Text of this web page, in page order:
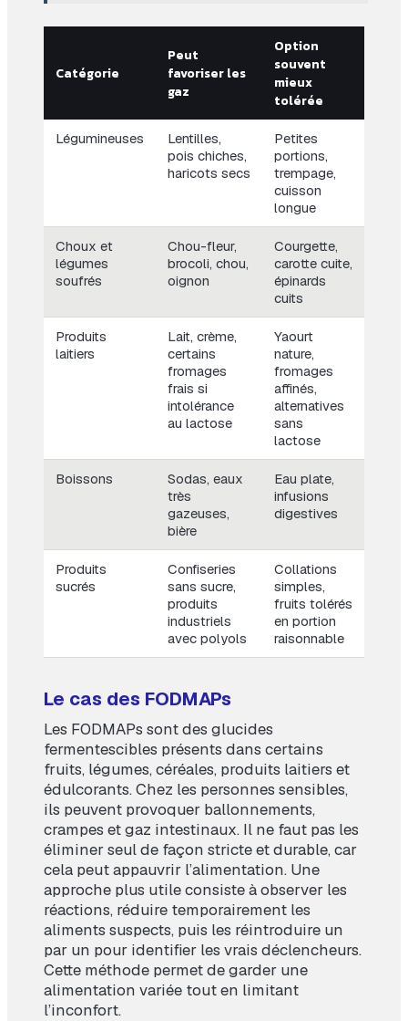
Catégorie
Peut
favoriser les
gaz
Option
souvent
mieux
tolérée
Légumineuses
Lentilles,
pois chiches,
haricots secs
Petites
portions,
trempage,
cuisson
longue
Choux et
légumes
soufrés
Chou-fleur,
brocoli, chou,
oignon
Courgette,
carotte cuite,
épinards
cuits
Produits
laitiers
Lait, crème,
certains
fromages
frais si
intolérance
au lactose
Yaourt
nature,
fromages
affinés,
alternatives
sans
lactose
Boissons
Sodas, eaux
très
gazeuses,
bière
Eau plate,
infusions
digestives
Produits
sucrés
Confiseries
sans sucre,
produits
industriels
avec polyols
Collations
simples,
fruits tolérés
en portion
raisonnable
Le cas des FODMAPs
Les FODMAPs sont des glucides
fermentescibles présents dans certains
fruits, légumes, céréales, produits laitiers et
édulcorants. Chez les personnes sensibles,
ils peuvent provoquer ballonnements,
crampes et gaz intestinaux. Il ne faut pas les
éliminer seul de façon stricte et durable, car
cela peut appauvrir l’alimentation. Une
approche plus utile consiste à observer les
réactions, réduire temporairement les
aliments suspects, puis les réintroduire un
par un pour identifier les vrais déclencheurs.
Cette méthode permet de garder une
alimentation variée tout en limitant
l’inconfort.